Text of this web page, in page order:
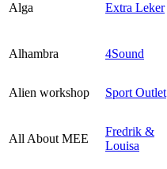
Alga Extra Leker
Alhambra 4Sound
Alien workshop
Sport Outlet
All About MEE
Fredrik &
Louisa